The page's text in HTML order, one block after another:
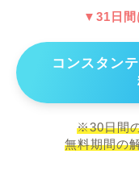
▼31日間
コンスタン
※30日間
無料期間の